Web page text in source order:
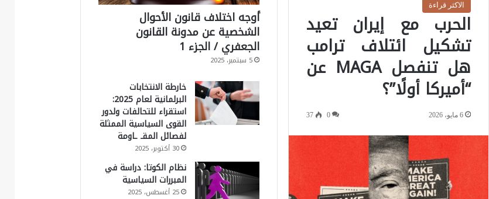
الاكثر قراءة
الحرب مع إيران تعيد
تشكيل ائتلاف ترامب
هل تنفصل MAGA عن
“أميركا أولًا”؟
6 مايو، 2026 0
37
أوجه اختلاف قانون الأحوال
الشخصية عن مدونة القانون
الجعفري / الجزء 1
5 سبتمبر، 2025
خارطة الانتخابات
البرلمانية لعام 2025:
استقراء للتحالفات ولدور
القوى السياسية الممثلة
لفصائل المقـ ـاومة
30 أكتوبر، 2025
نظام الكوتا: دراسة في
المبررات السياسية
25 أغسطس، 2025